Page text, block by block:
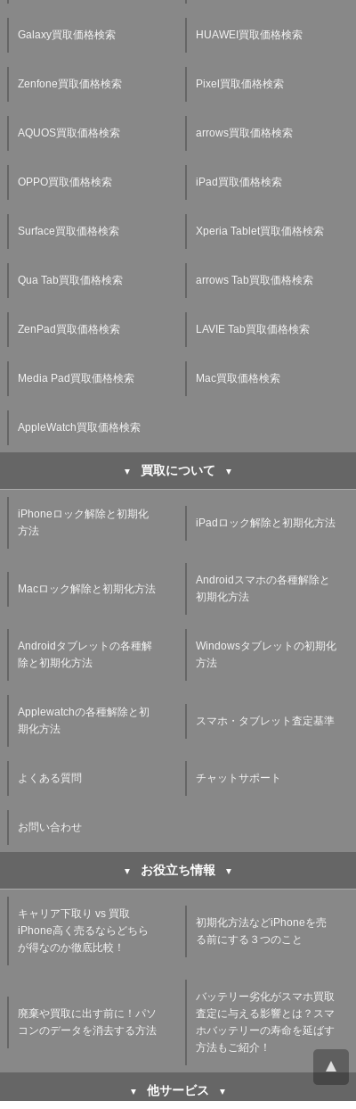
Galaxy買取価格検索 HUAWEI買取価格検索
Zenfone買取価格検索 Pixel買取価格検索
AQUOS買取価格検索 arrows買取価格検索
OPPO買取価格検索 iPad買取価格検索
Surface買取価格検索 Xperia Tablet買取価格検索
Qua Tab買取価格検索 arrows Tab買取価格検索
ZenPad買取価格検索 LAVIE Tab買取価格検索
Media Pad買取価格検索 Mac買取価格検索
AppleWatch買取価格検索
買取について
iPhoneロック解除と初期化
方法
iPadロック解除と初期化方法
Macロック解除と初期化方法
Androidスマホの各種解除と
初期化方法
Androidタブレットの各種解
除と初期化方法
Windowsタブレットの初期化
方法
Applewatchの各種解除と初
期化方法
スマホ・タブレット査定基準
よくある質問 チャットサポート
お問い合わせ
お役立ち情報
キャリア下取り vs 買取
iPhone高く売るならどちら
が得なのか徹底比較！
初期化方法などiPhoneを売
る前にする３つのこと
廃棄や買取に出す前に！パソ
コンのデータを消去する方法
バッテリー劣化がスマホ買取
査定に与える影響とは？スマ
ホバッテリーの寿命を延ばす
方法もご紹介！
他サービス